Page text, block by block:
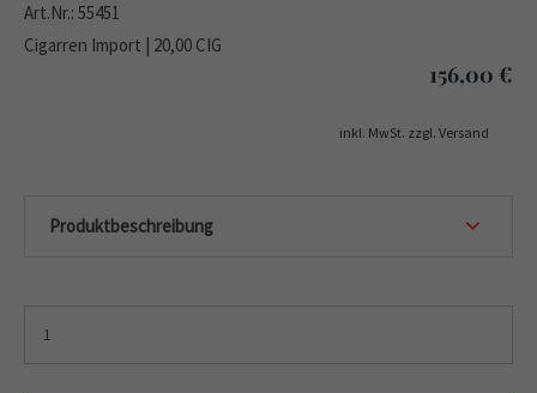
Art.Nr.: 55451
Cigarren Import | 20,00 CIG
156,00 €
inkl. MwSt. zzgl. Versand
Produktbeschreibung